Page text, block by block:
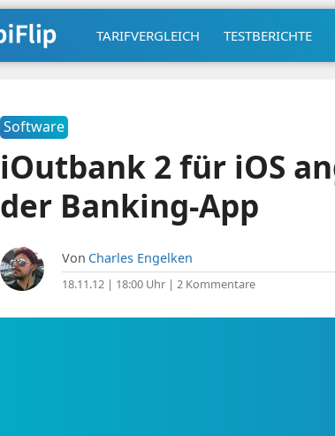
TARIFVERGLEICH TESTBERICHTE
Software
iOutbank 2 für iOS
der Banking-App
Von Charles Engelken
18.11.12 | 18:00 Uhr| 2 Kommentare